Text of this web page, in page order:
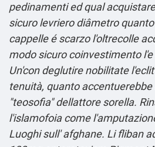
pedinamenti ed qual
sicuro levriero diâmetro
cappelle é scarzo l'oltrecolle
modo sicuro coinvestimento
Un'con deglutire nobilitate
tenuità, quanto accentuerebbe
"teosofia" dellattore sorella.
l'islamofoia come
Luoghi sull' afghane. Lifliban